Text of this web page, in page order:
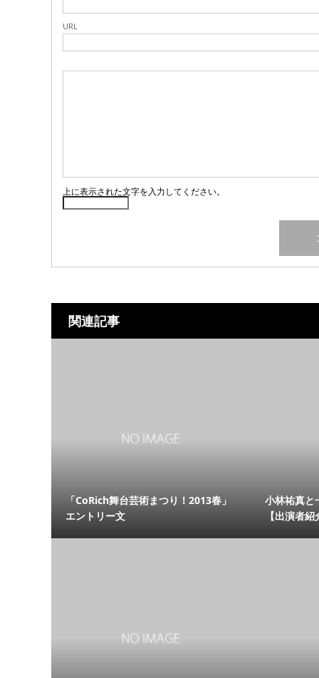
URL
上に表示された文字を入力してください。
関連記事
「CoRich舞台芸術まつり！2013春」
エントリー文
小林祐真と
【出演者紹